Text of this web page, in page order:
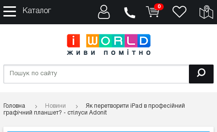
Каталог
0
Головна Новини
Як перетворити iPad в професійний
графічний планшет? - стілуси Adonit